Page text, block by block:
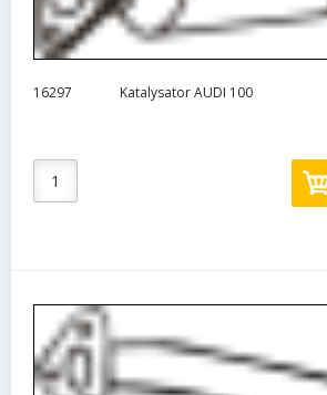
16297 Katalysator AUDI 100